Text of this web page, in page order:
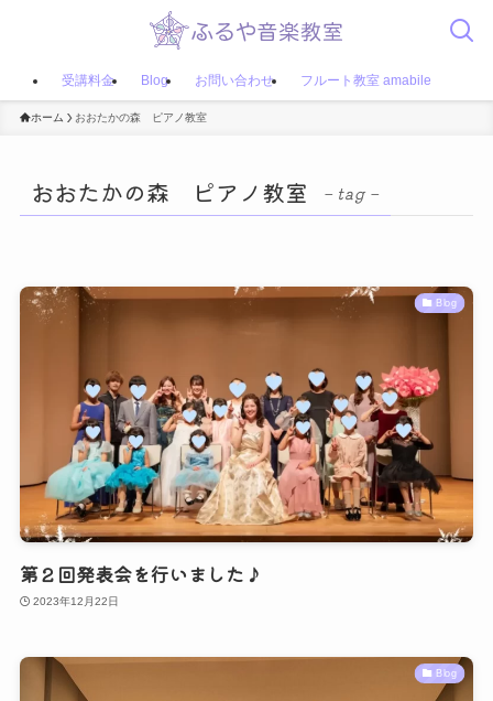
受講料金 Blog お問い合わせ フルート教室 amabile
ホーム おおたかの森 ピアノ教室
おおたかの森 ピアノ教室 – tag –
Blog
第２回発表会を行いました♪
2023年12月22日
Blog